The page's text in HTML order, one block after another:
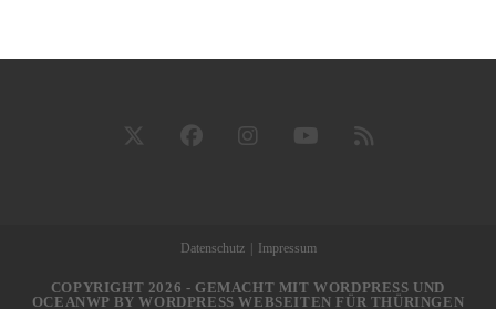
Datenschutz Impressum
COPYRIGHT 2026 - GEMACHT MIT WORDPRESS UND
OCEANWP BYWORDPRESS WEBSEITEN FÜR THÜRINGEN